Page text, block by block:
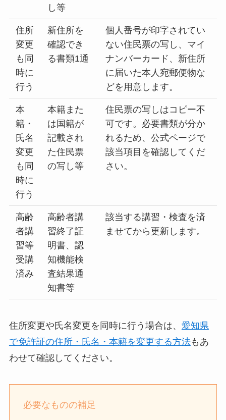
し等
住所
変更
も同
時に
行う
新住所を
確認でき
る書類1通
個人番号が印字されてい
ない住民票の写し、マイ
ナンバーカード、新住所
に届いた本人宛郵便物な
どを用意します。
本
籍・
氏名
変更
も同
時に
行う
本籍また
は国籍が
記載され
た住民票
の写し等
住民票の写しはコピー不
可です。必要書類が分か
れるため、公式ページで
該当項目を確認してくだ
さい。
高齢
者講
習等
受講
済み
高齢者講
習終了証
明書、認
知機能検
査結果通
知書等
該当する講習・検査を済
ませてから更新します。
住所変更や氏名変更を同時に行う場合は、 愛知県
で免許証の住所・氏名・本籍を変更する方法もあ
わせて確認してください。
必要なものの補足